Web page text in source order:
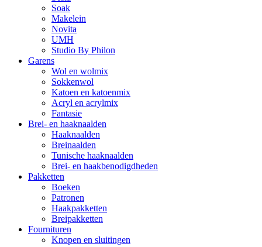
Soak
Makelein
Novita
UMH
Studio By Philon
Garens
Wol en wolmix
Sokkenwol
Katoen en katoenmix
Acryl en acrylmix
Fantasie
Brei- en haaknaalden
Haaknaalden
Breinaalden
Tunische haaknaalden
Brei- en haakbenodigdheden
Pakketten
Boeken
Patronen
Haakpakketten
Breipakketten
Fournituren
Knopen en sluitingen